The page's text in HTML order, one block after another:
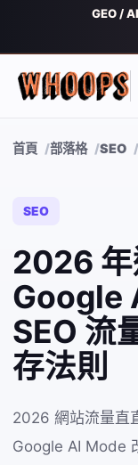
GEO /
首頁 部落格 SEO
SEO
2026 年
Google
SEO 流
存法則
2026 網站流量直
Google AI Mode